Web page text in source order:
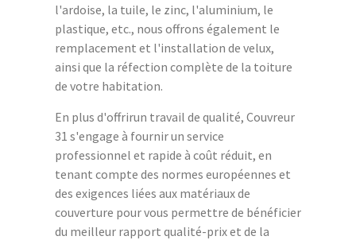
l'ardoise, la tuile, le zinc, l'aluminium, le
plastique, etc., nous offrons également le
remplacement et l'installation de velux,
ainsi que la réfection complète de la toiture
de votre habitation.
En plus d'offrirun travail de qualité, Couvreur
31 s'engage à fournir un service
professionnel et rapide à coût réduit, en
tenant compte des normes européennes et
des exigences liées aux matériaux de
couverture pour vous permettre de bénéficier
du meilleur rapport qualité-prix et de la